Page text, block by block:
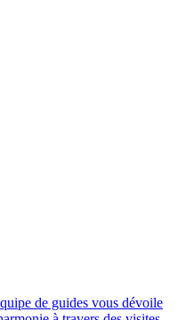
de guides vous dévoile